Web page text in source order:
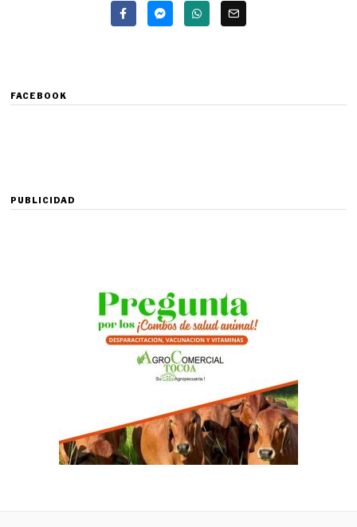
FACEBOOK
PUBLICIDAD